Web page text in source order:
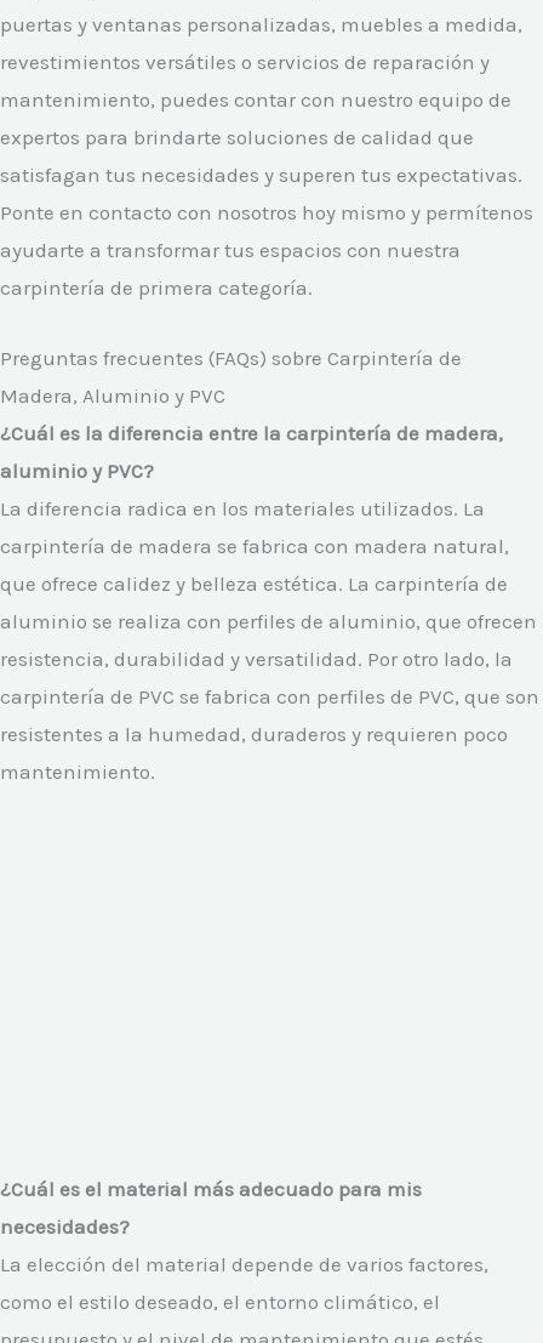
puertas y ventanas personalizadas, muebles a medida,
revestimientos versátiles o servicios de reparación y
mantenimiento, puedes contar con nuestro equipo de
expertos para brindarte soluciones de calidad que
satisfagan tus necesidades y superen tus expectativas.
Ponte en contacto con nosotros hoy mismo y permítenos
ayudarte a transformar tus espacios con nuestra
carpintería de primera categoría.
Preguntas frecuentes (FAQs) sobre Carpintería de
Madera, Aluminio y PVC
¿Cuál es la diferencia entre la carpintería de madera,
aluminio y PVC?
La diferencia radica en los materiales utilizados. La
carpintería de madera se fabrica con madera natural,
que ofrece calidez y belleza estética. La carpintería de
aluminio se realiza con perfiles de aluminio, que ofrecen
resistencia, durabilidad y versatilidad. Por otro lado, la
carpintería de PVC se fabrica con perfiles de PVC, que son
resistentes a la humedad, duraderos y requieren poco
mantenimiento.
¿Cuál es el material más adecuado para mis
necesidades?
La elección del material depende de varios factores,
como el estilo deseado, el entorno climático, el